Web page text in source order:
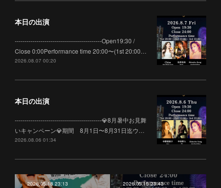
本日の出演
--------------------------------------------Open19:30 /
Close 0:00Performance time 20:00〜(1st 20:00…
2026.08.07 00:20
本日の出演
--------------------------------------------💎8月暑中お見舞
いキャンペーン💎期間 8月1日〜8月31日迄ウ…
2026.08.06 01:34
2026.05.18 23:13 2026.05.15 23:43